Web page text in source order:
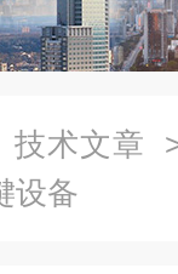
技术文章
设备